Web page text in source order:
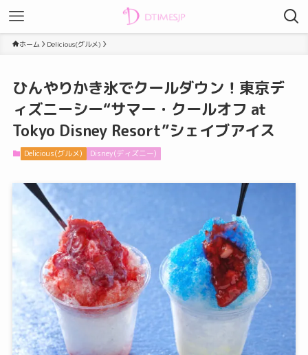
ホーム Delicious(グルメ)
ひんやりかき氷でクールダウン！東京デ
ィズニーシー“サマー・クールオフ at
Tokyo Disney Resort”シェイブアイス
Delicious(グルメ) Disney(ディズニー)